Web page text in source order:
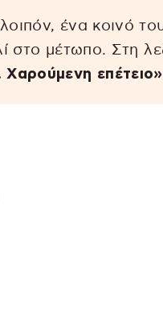
ένα κοινό
στο μέτωπο. Στη
επέτειο»